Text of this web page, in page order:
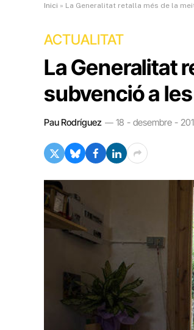
Inici » La Generalitat retalla més de la
ACTUALITAT
La Generalitat
subvenció a
Pau Rodríguez 18 - desembre -